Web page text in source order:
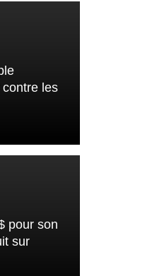
contre les
pour son
sur